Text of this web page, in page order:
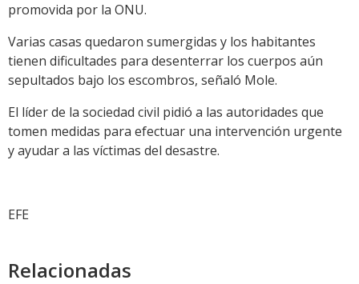
promovida por la ONU.
Varias casas quedaron sumergidas y los habitantes
tienen dificultades para desenterrar los cuerpos aún
sepultados bajo los escombros, señaló Mole.
El líder de la sociedad civil pidió a las autoridades que
tomen medidas para efectuar una intervención urgente
y ayudar a las víctimas del desastre.
EFE
Relacionadas